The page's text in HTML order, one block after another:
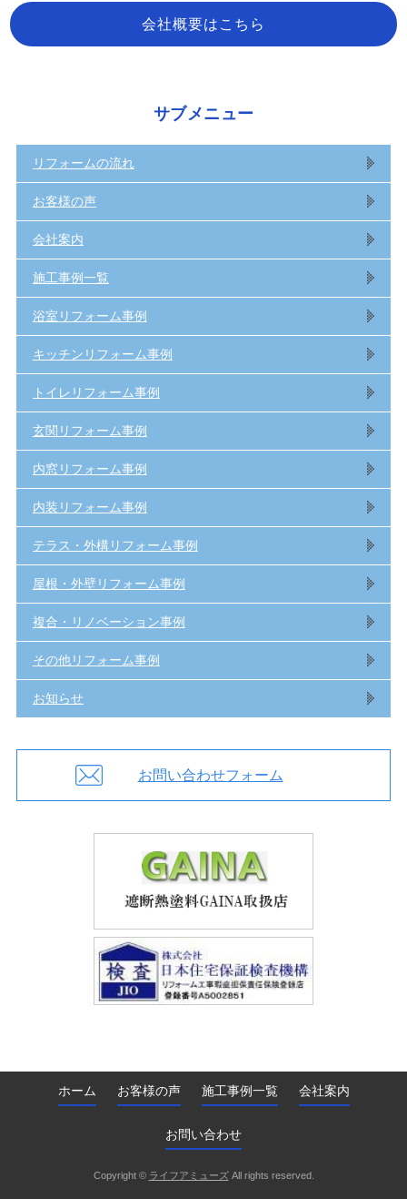
会社概要はこちら
サブメニュー
リフォームの流れ
お客様の声
会社案内
施工事例一覧
浴室リフォーム事例
キッチンリフォーム事例
トイレリフォーム事例
玄関リフォーム事例
内窓リフォーム事例
内装リフォーム事例
テラス・外構リフォーム事例
屋根・外壁リフォーム事例
複合・リノベーション事例
その他リフォーム事例
お知らせ
お問い合わせフォーム
ホーム お客様の声 施工事例一覧 会社案内
お問い合わせ
Copyright © ライフアミューズAll rights reserved.